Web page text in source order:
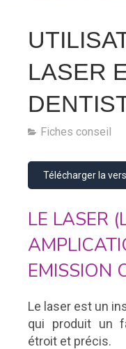
LASER
Fiches conseil
Télécharger la
LE LASER
EMISSION
Le laser est un
qui produit un
étroit et précis.